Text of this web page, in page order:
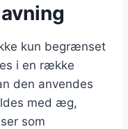
kun begrænset
i en række
den anvendes
med æg,
som